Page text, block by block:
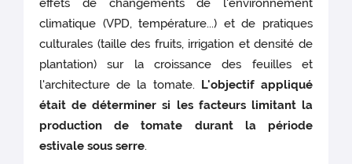
effets de changements de l'environnement
climatique (VPD, température...) et de pratiques
culturales (taille des fruits, irrigation et densité de
plantation) sur la croissance des feuilles et
l'architecture de la tomate. L'objectif appliqué
était de déterminer si les facteurs limitant la
production de tomate durant la période
estivale sous serre.